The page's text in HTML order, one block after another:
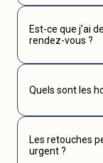
Est-ce que j’ai
rendez-vous ?
Quels sont les
Les retouches
urgent ?